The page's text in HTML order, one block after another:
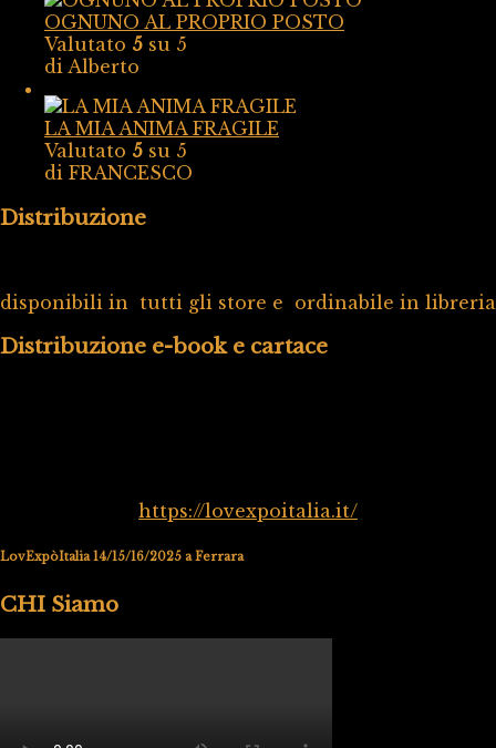
OGNUNO AL PROPRIO POSTO
Valutato 5 su 5
di Alberto
LA MIA ANIMA FRAGILE
Valutato 5 su 5
di FRANCESCO
Distribuzione
disponibili in tutti gli store e ordinabile in libreria
Distribuzione e-book e cartace
https://lovexpoitalia.it/
LovExpòItalia 14/15/16/2025 a Ferrara
CHI Siamo